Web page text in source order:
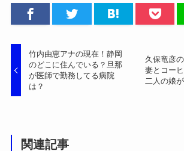
竹内由恵アナの現在！静岡
のどこに住んでいる？旦那
が医師で勤務してる病院
は？
久保竜彦
妻とコー
二人の娘
関連記事